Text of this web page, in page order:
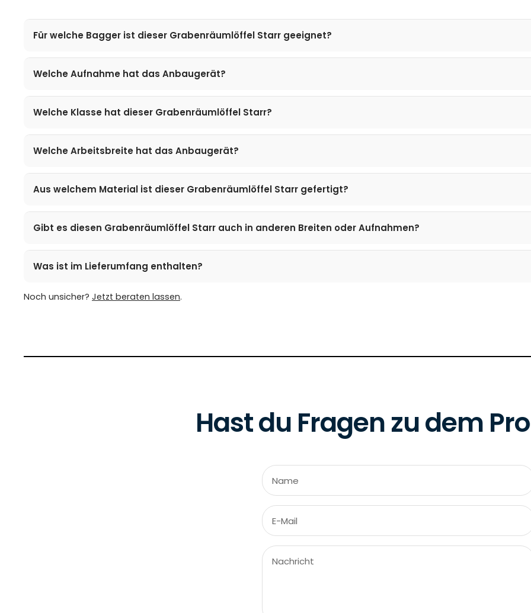
Für welche Bagger ist dieser Grabenräumlöffel Starr geeignet?
Welche Aufnahme hat das Anbaugerät?
Welche Klasse hat dieser Grabenräumlöffel Starr?
Welche Arbeitsbreite hat das Anbaugerät?
Aus welchem Material ist dieser Grabenräumlöffel Starr gefertigt?
Gibt es diesen Grabenräumlöffel Starr auch in anderen Breiten oder Aufnahmen?
Was ist im Lieferumfang enthalten?
Noch unsicher? Jetzt beraten lassen.
Hast du Fragen zu dem
Name
E-Mail
Nachricht